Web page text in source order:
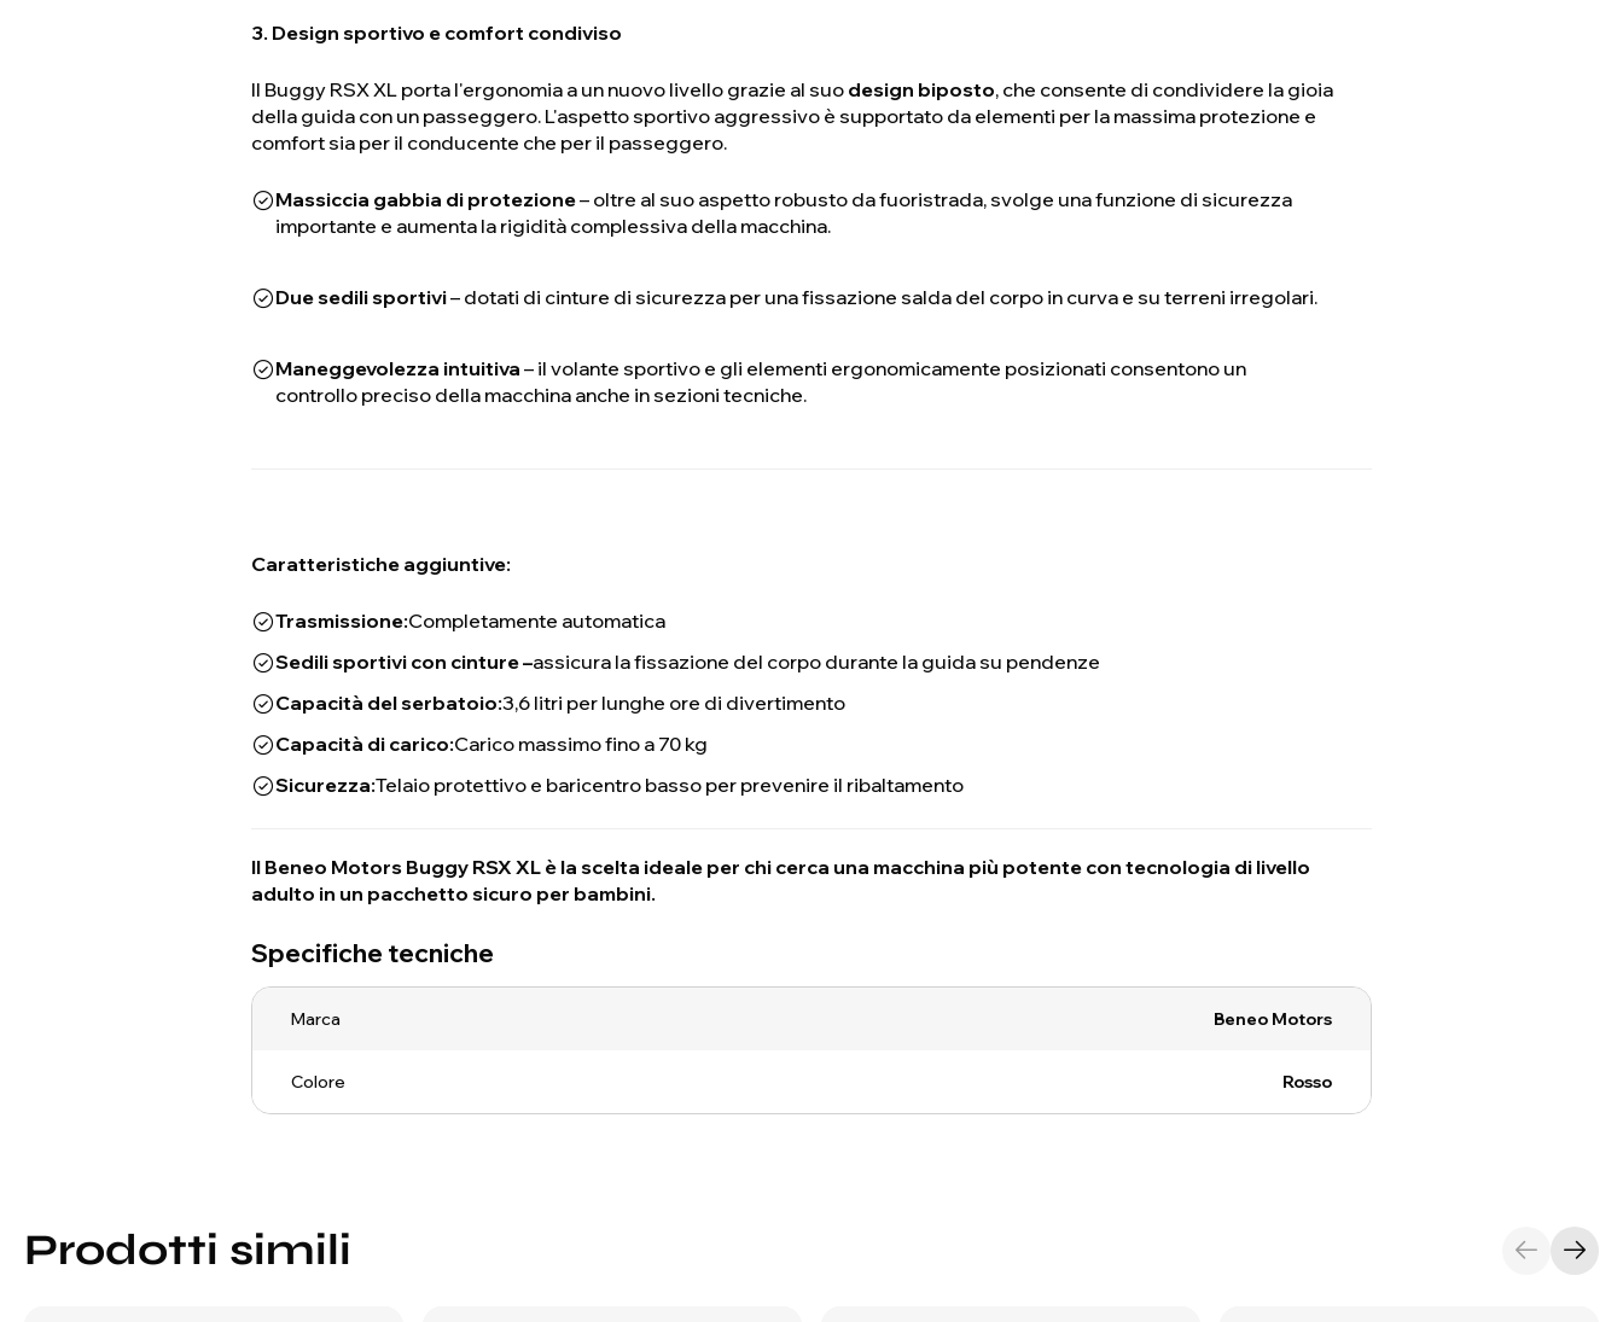
3. Design sportivo e comfort condiviso
Il Buggy RSX XL porta l'ergonomia a un nuovo livello grazie al suo design biposto, che consente di condividere la gioia
della guida con un passeggero. L'aspetto sportivo aggressivo è supportato da elementi per la massima protezione e
comfort sia per il conducente che per il passeggero.
Massiccia gabbia di protezione– oltre al suo aspetto robusto da fuoristrada, svolge una funzione di sicurezza
importante e aumenta la rigidità complessiva della macchina.
Due sedili sportivi– dotati di cinture di sicurezza per una fissazione salda del corpo in curva e su terreni irregolari.
Maneggevolezza intuitiva – il volante sportivo e gli elementi ergonomicamente posizionati consentono un
controllo preciso della macchina anche in sezioni tecniche.
Caratteristiche aggiuntive:
Trasmissione:Completamente automatica
Sedili sportivi con cinture –assicura la fissazione del corpo durante la guida su pendenze
Capacità del serbatoio:3,6 litri per lunghe ore di divertimento
Capacità di carico:Carico massimo fino a 70 kg
Sicurezza:Telaio protettivo e baricentro basso per prevenire il ribaltamento
Il Beneo Motors Buggy RSX XL è la scelta ideale per chi cerca una macchina più potente con tecnologia di livello
adulto in un pacchetto sicuro per bambini.
Specifiche tecniche
Marca Beneo Motors
Colore Rosso
Prodotti simili